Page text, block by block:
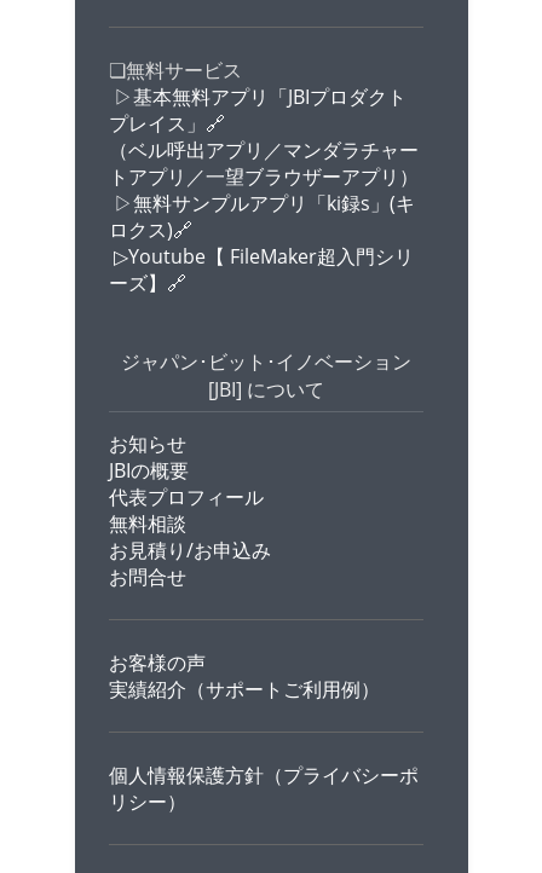
❏無料サービス
▷基本無料アプリ「JBIプロダクト
プレイス」🔗
（ベル呼出アプリ／マンダラチャー
トアプリ／一望ブラウザーアプリ）
▷無料サンプルアプリ「ki録s」(キ
ロクス)🔗
▷Youtube【 FileMaker超入門シリ
ーズ】🔗
ジャパン･ビット･イノベーション
[JBI] について
お知らせ
JBIの概要
代表プロフィール
無料相談
お見積り/お申込み
お問合せ
お客様の声
実績紹介（サポートご利用例）
個人情報保護方針（プライバシーポ
リシー）